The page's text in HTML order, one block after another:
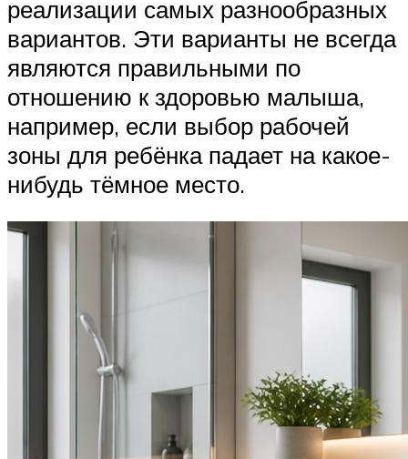
реализации самых разнообразных
вариантов. Эти варианты не всегда
являются правильными по
отношению к здоровью малыша,
например, если выбор рабочей
зоны для ребёнка падает на какое-
нибудь тёмное место.